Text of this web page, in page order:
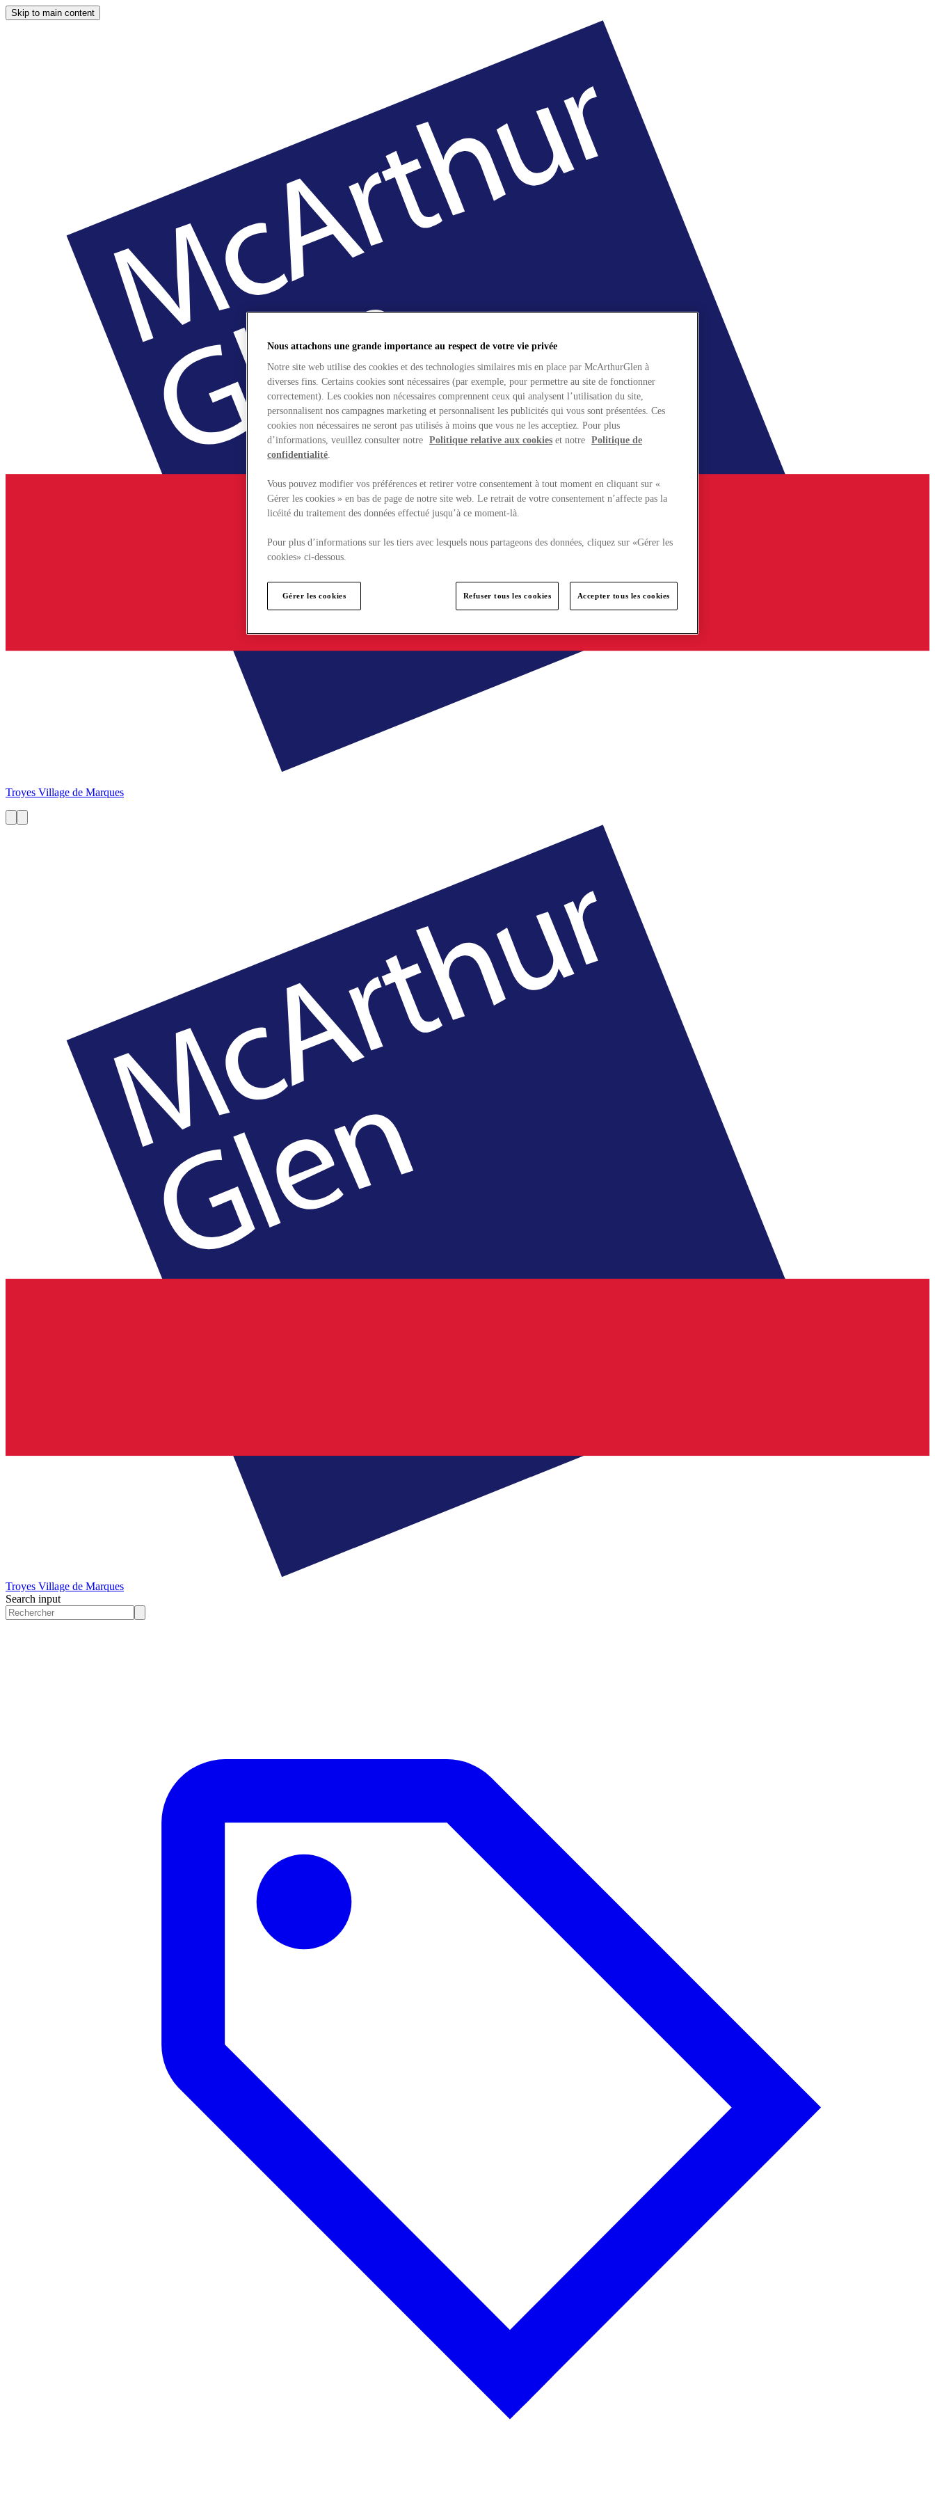
Skip to main content
Troyes Village de Marques
Troyes Village de Marques
Search input
Nous attachons une grande importance au respect de votre vie privée
Notre site web utilise des cookies et des technologies similaires mis en place par McArthurGlen à
diverses fins. Certains cookies sont nécessaires (par exemple, pour permettre au site de fonctionner
correctement). Les cookies non nécessaires comprennent ceux qui analysent l’utilisation du site,
personnalisent nos campagnes marketing et personnalisent les publicités qui vous sont présentées. Ces
cookies non nécessaires ne seront pas utilisés à moins que vous ne les acceptiez. Pour plus
d’informations, veuillez consulter notre Politique relative aux cookies et notre Politique de
confidentialité.
Vous pouvez modifier vos préférences et retirer votre consentement à tout moment en cliquant sur «
Gérer les cookies » en bas de page de notre site web. Le retrait de votre consentement n’affecte pas la
licéité du traitement des données effectué jusqu’à ce moment-là.
Pour plus d’informations sur les tiers avec lesquels nous partageons des données, cliquez sur «Gérer les
cookies» ci-dessous.
Gérer les cookies Refuser tous les cookies Accepter tous les cookies